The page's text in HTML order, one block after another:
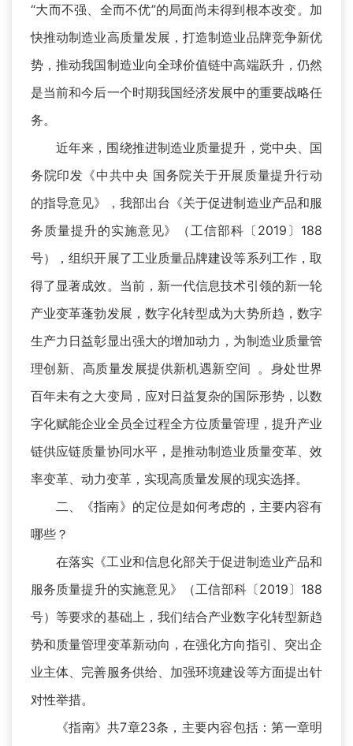
“大而不强、全而不优”的局面尚未得到根本改变。加
快推动制造业高质量发展，打造制造业品牌竞争新优
势，推动我国制造业向全球价值链中高端跃升，仍然
是当前和今后一个时期我国经济发展中的重要战略任
务。
近年来，围绕推进制造业质量提升，党中央、国
务院印发《中共中央 国务院关于开展质量提升行动
的指导意见》，我部出台《关于促进制造业产品和服
务质量提升的实施意见》（工信部科〔2019〕188
号），组织开展了工业质量品牌建设等系列工作，取
得了显著成效。当前，新一代信息技术引领的新一轮
产业变革蓬勃发展，数字化转型成为大势所趋，数字
生产力日益彰显出强大的增加动力，为制造业质量管
理创新、高质量发展提供新机遇新空间 。身处世界
百年未有之大变局，应对日益复杂的国际形势，以数
字化赋能企业全员全过程全方位质量管理，提升产业
链供应链质量协同水平，是推动制造业质量变革、效
率变革、动力变革，实现高质量发展的现实选择。
二、《指南》的定位是如何考虑的，主要内容有
哪些？
在落实《工业和信息化部关于促进制造业产品和
服务质量提升的实施意见》（工信部科〔2019〕188
号）等要求的基础上，我们结合产业数字化转型新趋
势和质量管理变革新动向，在强化方向指引、突出企
业主体、完善服务供给、加强环境建设等方面提出针
对性举措。
《指南》共7章23条，主要内容包括：第一章明